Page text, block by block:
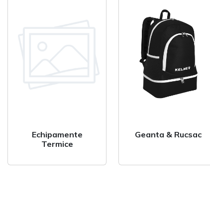
Echipamente
Termice
Geanta & Rucsac